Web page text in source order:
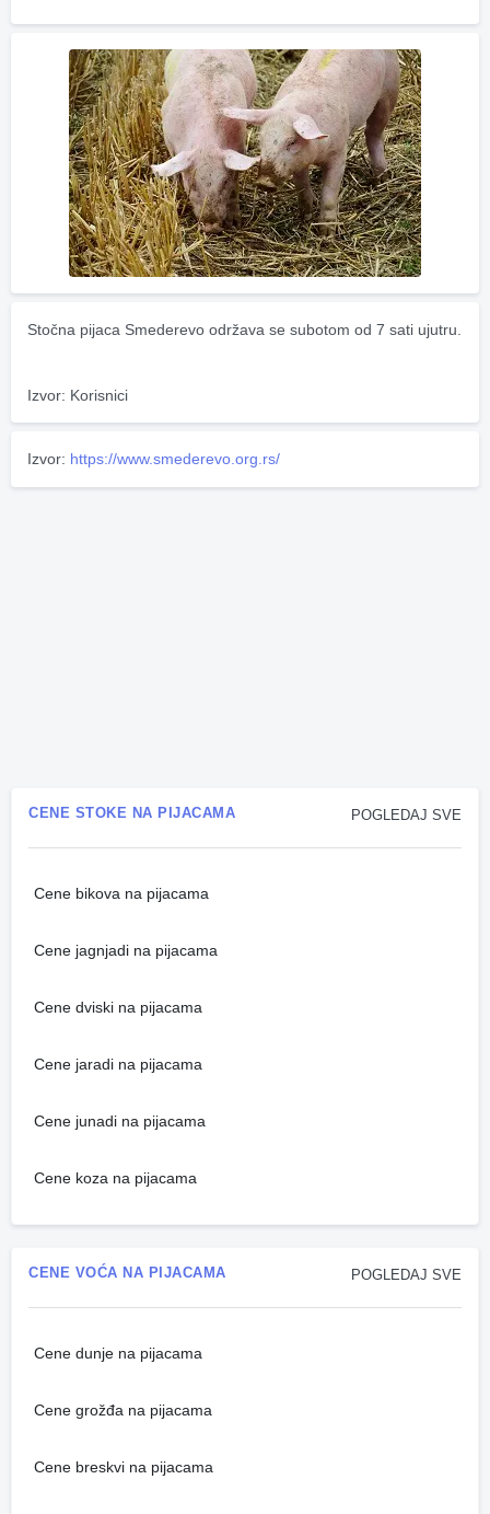
Stočna pijaca Smederevo održava se subotom od 7 sati ujutru.
Izvor: Korisnici
Izvor: https://www.smederevo.org.rs/
POGLEDAJ SVE
CENE STOKE NA PIJACAMA
Cene bikova na pijacama
Cene jagnjadi na pijacama
Cene dviski na pijacama
Cene jaradi na pijacama
Cene junadi na pijacama
Cene koza na pijacama
POGLEDAJ SVE
CENE VOĆA NA PIJACAMA
Cene dunje na pijacama
Cene grožđa na pijacama
Cene breskvi na pijacama